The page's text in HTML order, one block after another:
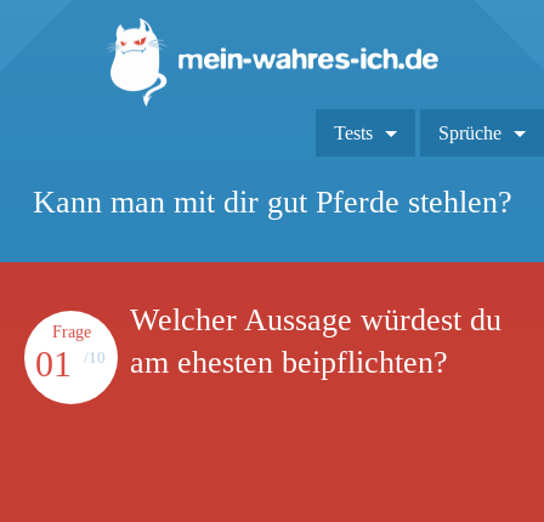
Tests Sprüche
Kann man mit dir gut Pferde stehlen?
Frage
01 /10
Welcher Aussage würdest du
am ehesten beipflichten?